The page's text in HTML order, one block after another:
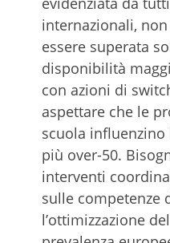
internazionali,
essere superata
disponibilità
con azioni di
aspettare che le
scuola
più over-50.
interventi
sulle competenze
l’ottimizzazione